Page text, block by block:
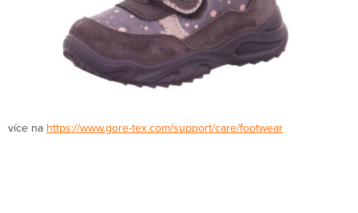
více na https://www.gore-tex.com/support/care/footwear